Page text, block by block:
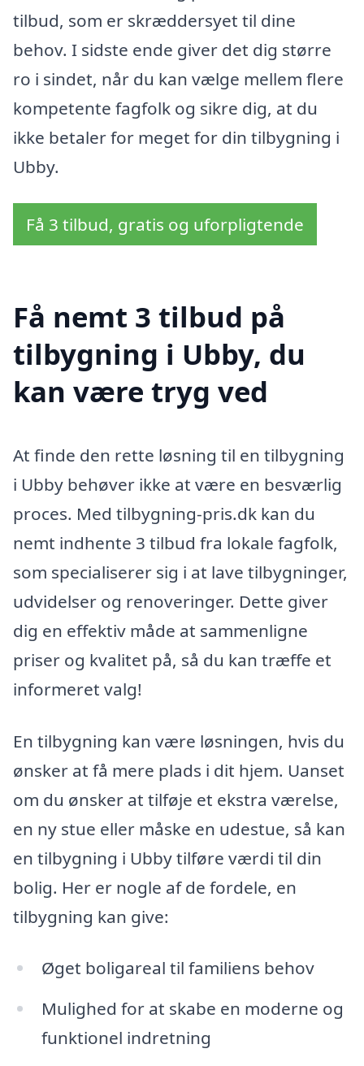
tilbud, som er skræddersyet til dine
behov. I sidste ende giver det dig større
ro i sindet, når du kan vælge mellem flere
kompetente fagfolk og sikre dig, at du
ikke betaler for meget for din tilbygning i
Ubby.
Få 3 tilbud, gratis og uforpligtende
Få nemt 3 tilbud på
tilbygning i Ubby, du
kan være tryg ved
At finde den rette løsning til en tilbygning
i Ubby behøver ikke at være en besværlig
proces. Med tilbygning-pris.dk kan du
nemt indhente 3 tilbud fra lokale fagfolk,
som specialiserer sig i at lave tilbygninger,
udvidelser og renoveringer. Dette giver
dig en effektiv måde at sammenligne
priser og kvalitet på, så du kan træffe et
informeret valg!
En tilbygning kan være løsningen, hvis du
ønsker at få mere plads i dit hjem. Uanset
om du ønsker at tilføje et ekstra værelse,
en ny stue eller måske en udestue, så kan
en tilbygning i Ubby tilføre værdi til din
bolig. Her er nogle af de fordele, en
tilbygning kan give:
Øget boligareal til familiens behov
Mulighed for at skabe en moderne og
funktionel indretning